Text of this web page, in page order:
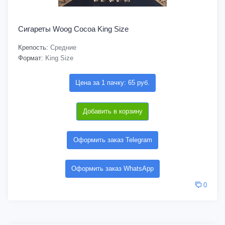
Сигареты Woog Cocoa King Size
Крепость: Средние
Формат: King Size
Цена за 1 пачку: 65 руб.
Добавить в корзину
Оформить заказ Telegram
Оформить заказ WhatsApp
0